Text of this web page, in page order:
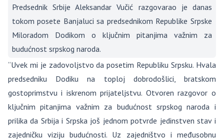
Predsednik Srbije Aleksandar Vučić razgovarao je danas
tokom posete Banjaluci sa predsednikom Republike Srpske
Miloradom Dodikom o ključnim pitanjima važnim za
budućnost srpskog naroda.
“Uvek mi je zadovoljstvo da posetim Republiku Srpsku. Hvala
predsedniku Dodiku na toploj dobrodošlici, bratskom
gostoprimstvu i iskrenom prijateljstvu. Otvoren razgovor o
ključnim pitanjima važnim za budućnost srpskog naroda i
prilika da Srbija i Srpska još jednom potvrde jedinstven stav i
zajedničku viziju budućnosti. Uz zajedništvo i međusobnu